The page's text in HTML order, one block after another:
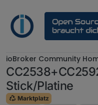
ioBroker Community
Stick/Platine
Marktplatz